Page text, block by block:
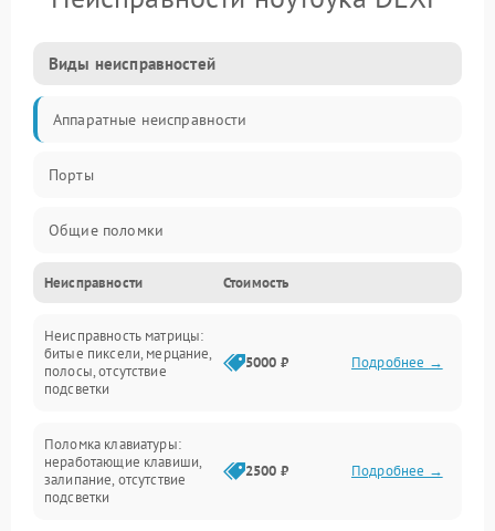
Виды неисправностей
Аппаратные неисправности
Порты
Общие поломки
Устройства
Программные ошибки
Электрические и системные сбои
Интерфейсные проблемы
Батарея
Неисправности Стоимость
Неисправность матрицы:
битые пиксели, мерцание,
полосы, отсутствие
подсветки
5000 ₽ Подробнее →
Поломка клавиатуры:
неработающие клавиши,
залипание, отсутствие
подсветки
2500 ₽ Подробнее →